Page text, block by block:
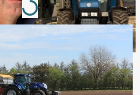
Loading...